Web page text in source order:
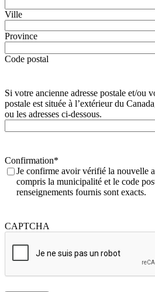
Ville
Province
Code postal
Si votre ancienne adresse postale et/ou
postale est située à l’extérieur du
ou les adresses ci-dessous.
Confirmation*
Je confirme avoir vérifié la nouvelle
compris la municipalité et le code
renseignements fournis sont exacts.
CAPTCHA